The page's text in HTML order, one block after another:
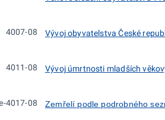
4007-08 Vývoj obyvatelstva České
4011-08 Vývoj úmrtnosti mladších
4017-08 Zemřelí podle podrobného